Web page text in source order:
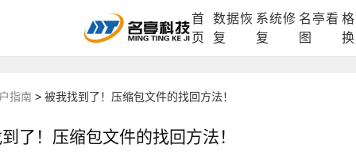
首
页
数据恢
复
系统修
复
名亭看
图
换
DLL修复中心 电脑数据恢复 格式化数据
指南 > 被我找到了！压缩包文件的找回方法！
了！压缩包文件的找回方法！